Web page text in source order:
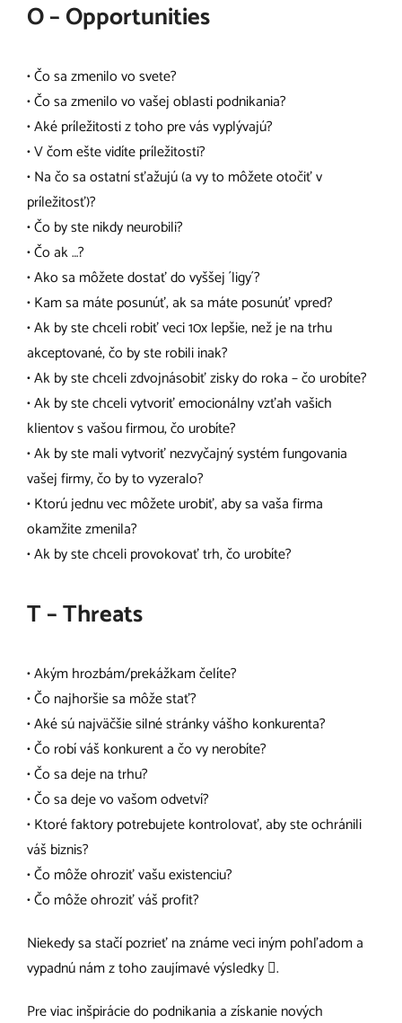
O – Opportunities
• Čo sa zmenilo vo svete?
• Čo sa zmenilo vo vašej oblasti podnikania?
• Aké príležitosti z toho pre vás vyplývajú?
• V čom ešte vidíte príležitosti?
• Na čo sa ostatní sťažujú (a vy to môžete otočiť v
príležitosť)?
• Čo by ste nikdy neurobili?
• Čo ak …?
• Ako sa môžete dostať do vyššej ´ligy´?
• Kam sa máte posunúť, ak sa máte posunúť vpred?
• Ak by ste chceli robiť veci 10x lepšie, než je na trhu
akceptované, čo by ste robili inak?
• Ak by ste chceli zdvojnásobiť zisky do roka – čo urobíte?
• Ak by ste chceli vytvoriť emocionálny vzťah vašich
klientov s vašou firmou, čo urobíte?
• Ak by ste mali vytvoriť nezvyčajný systém fungovania
vašej firmy, čo by to vyzeralo?
• Ktorú jednu vec môžete urobiť, aby sa vaša firma
okamžite zmenila?
• Ak by ste chceli provokovať trh, čo urobíte?
T – Threats
• Akým hrozbám/prekážkam čelíte?
• Čo najhoršie sa môže stať?
• Aké sú najväčšie silné stránky vášho konkurenta?
• Čo robí váš konkurent a čo vy nerobíte?
• Čo sa deje na trhu?
• Čo sa deje vo vašom odvetví?
• Ktoré faktory potrebujete kontrolovať, aby ste ochránili
váš biznis?
• Čo môže ohroziť vašu existenciu?
• Čo môže ohroziť váš profit?
Niekedy sa stačí pozrieť na známe veci iným pohľadom a
vypadnú nám z toho zaujímavé výsledky .
Pre viac inšpirácie do podnikania a získanie nových